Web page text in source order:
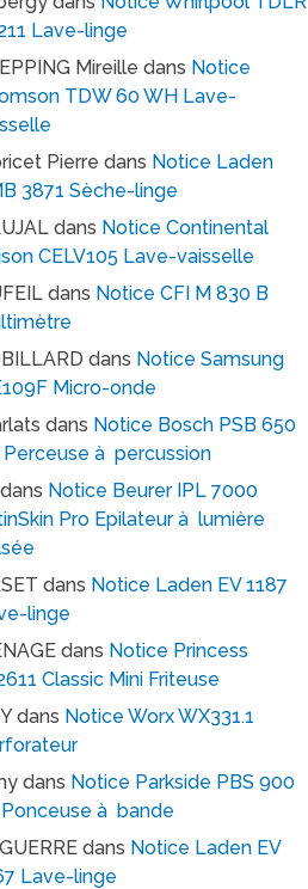
Lave-linge
Mireille dans Notice
TDW 60 WH Lave-
Pierre dans Notice Laden
3871 Sèche-linge
dans Notice Continental
CELV105 Lave-vaisselle
dans Notice CFI M 830 B
dans Notice Samsung
Micro-onde
dans Notice Bosch PSB 650
Perceuse à percussion
dans Notice Beurer IPL 7000
Pro Epilateur à lumière
dans Notice Laden EV 1187
linge
dans Notice Princess
Classic Mini Friteuse
dans Notice Worx WX331.1
dans Notice Parkside PBS 900
Ponceuse à bande
dans Notice Laden EV
Lave-linge